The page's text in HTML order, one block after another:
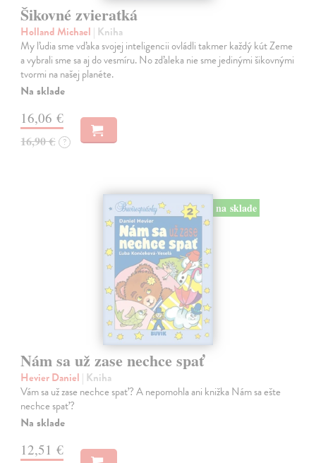
Šikovné zvieratká
Holland Michael | Kniha
My ľudia sme vďaka svojej inteligencii ovládli takmer každý kút Zeme
a vybrali sme sa aj do vesmíru. No zďaleka nie sme jedinými šikovnými
tvormi na našej planéte.
Na sklade
16,06 €
16,90 € ?
na sklade
Nám sa už zase nechce spať
Hevier Daniel | Kniha
Vám sa už zase nechce spať? A nepomohla ani knižka Nám sa ešte
nechce spať?
Na sklade
12,51 €